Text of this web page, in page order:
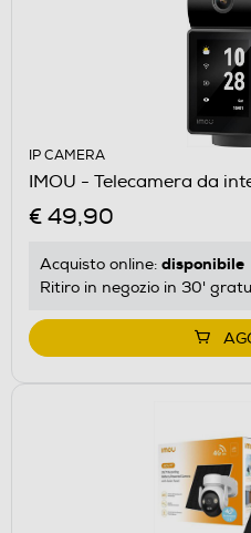
IP CAMERA
IMOU - Telecamera da
€ 49,90
Acquisto online: disponibile
Ritiro in negozio in 30'